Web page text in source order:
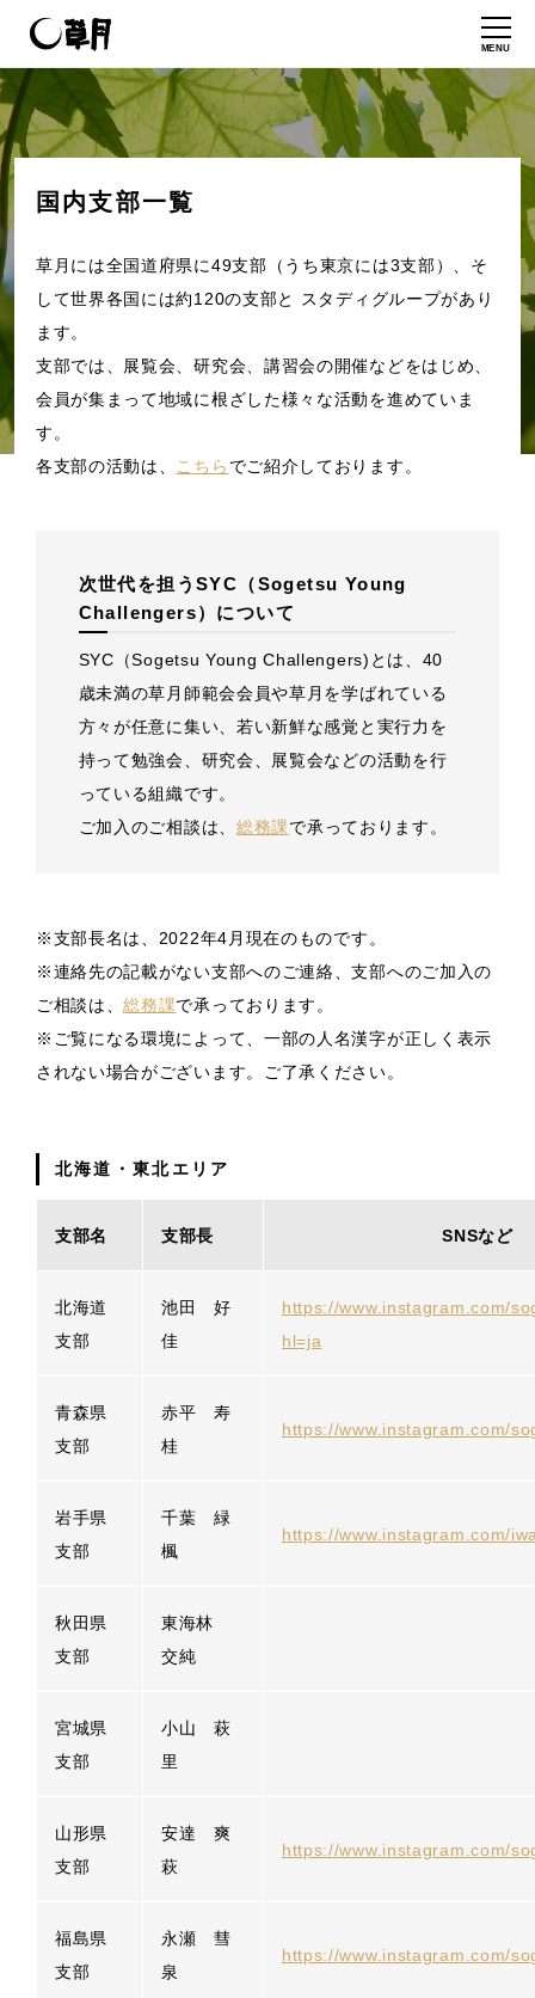
MENU
国内支部一覧
草月には全国道府県に49支部（うち東京には3支部）、そ
して世界各国には約120の支部と スタディグループがあり
ます。
支部では、展覧会、研究会、講習会の開催などをはじめ、
会員が集まって地域に根ざした様々な活動を進めていま
す。
各支部の活動は、 こちら でご紹介しております。
次世代を担うSYC（Sogetsu Young
Challengers）について
SYC（Sogetsu Young Challengers)とは、40
歳未満の草月師範会会員や草月を学ばれている
方々が任意に集い、若い新鮮な感覚と実行力を
持って勉強会、研究会、展覧会などの活動を行
っている組織です。
ご加入のご相談は、 総務課で承っております。
※支部長名は、2022年4月現在のものです。
※連絡先の記載がない支部へのご連絡、支部へのご加入の
ご相談は、総務課で承っております。
※ご覧になる環境によって、一部の人名漢字が正しく表示
されない場合がございます。ご了承ください。
北海道・東北エリア
支部名 支部長 SNSなど
北海道
支部
池田 好
佳
https://www.instagram.com/
hl=ja
青森県
支部
赤平 寿
桂
https://www.instagram.com/
岩手県
支部
千葉 緑
楓
https://www.instagram.com/
秋田県
支部
東海林
交純
宮城県
支部
小山 萩
里
山形県
支部
安達 爽
萩
https://www.instagram.com/
福島県
支部
永瀬 彗
泉
https://www.instagram.com/